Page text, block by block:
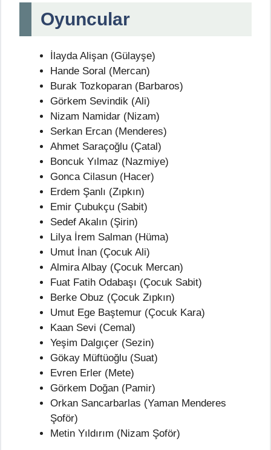
Oyuncular
İlayda Alişan (Gülayşe)
Hande Soral (Mercan)
Burak Tozkoparan (Barbaros)
Görkem Sevindik (Ali)
Nizam Namidar (Nizam)
Serkan Ercan (Menderes)
Ahmet Saraçoğlu (Çatal)
Boncuk Yılmaz (Nazmiye)
Gonca Cilasun (Hacer)
Erdem Şanlı (Zıpkın)
Emir Çubukçu (Sabit)
Sedef Akalın (Şirin)
Lilya İrem Salman (Hüma)
Umut İnan (Çocuk Ali)
Almira Albay (Çocuk Mercan)
Fuat Fatih Odabaşı (Çocuk Sabit)
Berke Obuz (Çocuk Zıpkın)
Umut Ege Baştemur (Çocuk Kara)
Kaan Sevi (Cemal)
Yeşim Dalgıçer (Sezin)
Gökay Müftüoğlu (Suat)
Evren Erler (Mete)
Görkem Doğan (Pamir)
Orkan Sancarbarlas (Yaman Menderes
Şoför)
Metin Yıldırım (Nizam Şoför)